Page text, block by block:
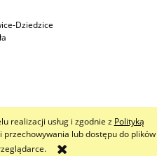
realizacji usług i zgodnie z Polityką
lub dostępu do plików
Dziedzice
strony